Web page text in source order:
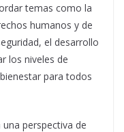
temas como la
humanos y de
el desarrollo
los niveles de
para todos
perspectiva de